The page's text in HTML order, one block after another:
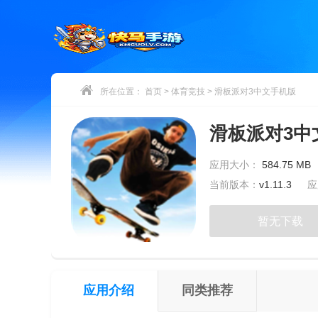
所在位置： 首页 > 体育竞技 > 滑板派对3中文手机版
滑板派对3中
应用大小： 584.75 MB
当前版本： v1.11.3
暂无下载
应用介绍 同类推荐